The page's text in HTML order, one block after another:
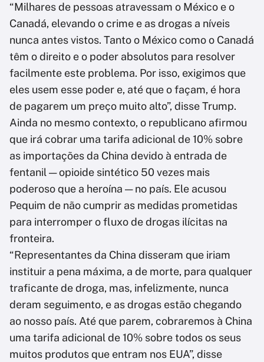
“Milhares de pessoas atravessam o México e o
Canadá, elevando o crime e as drogas a níveis
nunca antes vistos. Tanto o México como o Canadá
têm o direito e o poder absolutos para resolver
facilmente este problema. Por isso, exigimos que
eles usem esse poder e, até que o façam, é hora
de pagarem um preço muito alto”, disse Trump.
Ainda no mesmo contexto, o republicano afirmou
que irá cobrar uma tarifa adicional de 10% sobre
as importações da China devido à entrada de
fentanil — opioide sintético 50 vezes mais
poderoso que a heroína — no país. Ele acusou
Pequim de não cumprir as medidas prometidas
para interromper o fluxo de drogas ilícitas na
fronteira.
“Representantes da China disseram que iriam
instituir a pena máxima, a de morte, para qualquer
traficante de droga, mas, infelizmente, nunca
deram seguimento, e as drogas estão chegando
ao nosso país. Até que parem, cobraremos à China
uma tarifa adicional de 10% sobre todos os seus
muitos produtos que entram nos EUA”, disse